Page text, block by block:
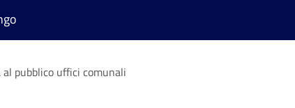
pubblico uffici comunali